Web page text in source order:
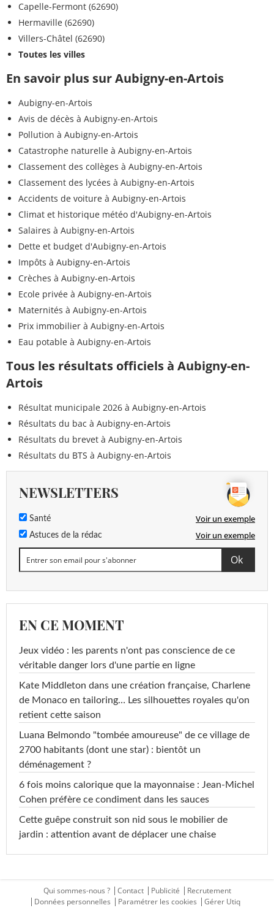
Capelle-Fermont (62690)
Hermaville (62690)
Villers-Châtel (62690)
Toutes les villes
En savoir plus sur Aubigny-en-Artois
Aubigny-en-Artois
Avis de décès à Aubigny-en-Artois
Pollution à Aubigny-en-Artois
Catastrophe naturelle à Aubigny-en-Artois
Classement des collèges à Aubigny-en-Artois
Classement des lycées à Aubigny-en-Artois
Accidents de voiture à Aubigny-en-Artois
Climat et historique météo d'Aubigny-en-Artois
Salaires à Aubigny-en-Artois
Dette et budget d'Aubigny-en-Artois
Impôts à Aubigny-en-Artois
Crèches à Aubigny-en-Artois
Ecole privée à Aubigny-en-Artois
Maternités à Aubigny-en-Artois
Prix immobilier à Aubigny-en-Artois
Eau potable à Aubigny-en-Artois
Tous les résultats officiels à Aubigny-en-
Artois
Résultat municipale 2026 à Aubigny-en-Artois
Résultats du bac à Aubigny-en-Artois
Résultats du brevet à Aubigny-en-Artois
Résultats du BTS à Aubigny-en-Artois
NEWSLETTERS
Santé Voir un exemple
Astuces de la rédac Voir un exemple
EN CE MOMENT
Jeux vidéo : les parents n'ont pas conscience de ce
véritable danger lors d'une partie en ligne
Kate Middleton dans une création française, Charlene
de Monaco en tailoring… Les silhouettes royales qu'on
retient cette saison
Luana Belmondo "tombée amoureuse" de ce village de
2700 habitants (dont une star) : bientôt un
déménagement ?
6 fois moins calorique que la mayonnaise : Jean-Michel
Cohen préfère ce condiment dans les sauces
Cette guêpe construit son nid sous le mobilier de
jardin : attention avant de déplacer une chaise
Qui sommes-nous ? Contact Publicité
Recrutement
Données personnelles
Paramétrer les cookies
Gérer Utiq